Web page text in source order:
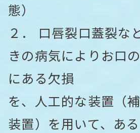
態）
２． 口唇裂口蓋裂な
きの病気によりお口
にある欠損
を、人工的な装置（
装置）を用いて、あ